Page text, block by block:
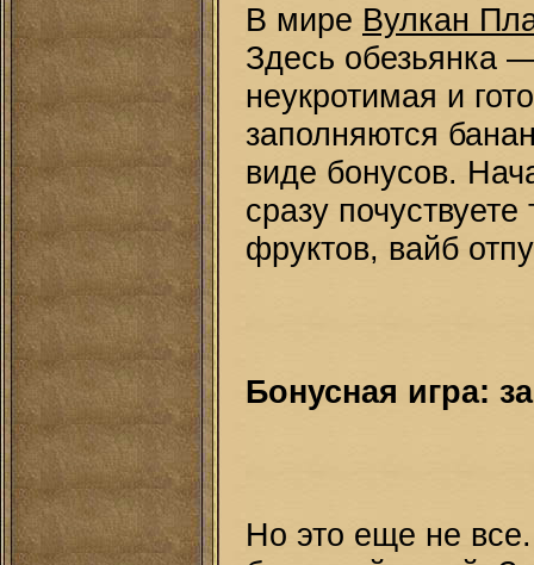
В мире Вулкан
Здесь обезьянка
неукротимая и
заполняются
виде бонусов.
сразу
фруктов, вайб
Бонусная игра:
Но это еще не